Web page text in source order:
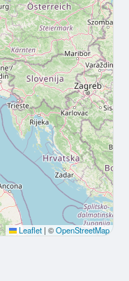
Leaflet | ©OpenStreetMap